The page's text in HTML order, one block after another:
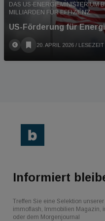
DAS US-ENERGIEMINISTERIUM
MILLIARDEN FÜR EFFIZIENZ.
US-Förderung für
20. APRIL 2026 / LESEZEIT
Informiert
Treffen Sie eine Selektion
immoflash, Immobilien Magazin,
oder dem Morgenjournal